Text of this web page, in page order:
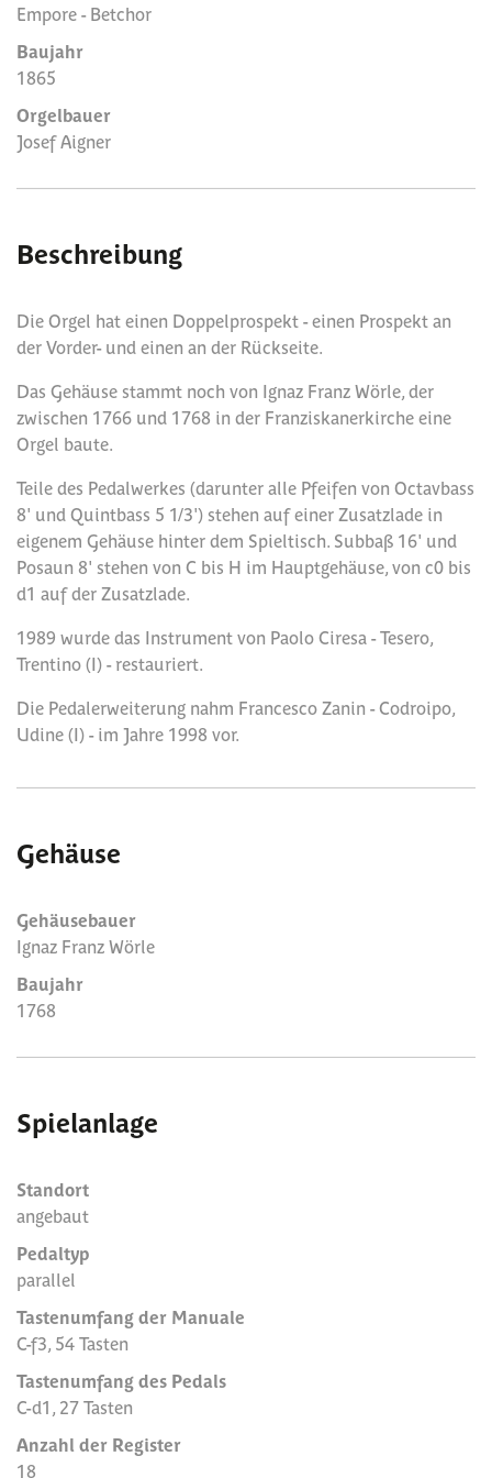
Empore - Betchor
Baujahr
1865
Orgelbauer
Josef Aigner
Beschreibung
Die Orgel hat einen Doppelprospekt - einen Prospekt an
der Vorder- und einen an der Rückseite.
Das Gehäuse stammt noch von Ignaz Franz Wörle, der
zwischen 1766 und 1768 in der Franziskanerkirche eine
Orgel baute.
Teile des Pedalwerkes (darunter alle Pfeifen von Octavbass
8' und Quintbass 5 1/3') stehen auf einer Zusatzlade in
eigenem Gehäuse hinter dem Spieltisch. Subbaß 16' und
Posaun 8' stehen von C bis H im Hauptgehäuse, von c0 bis
d1 auf der Zusatzlade.
1989 wurde das Instrument von Paolo Ciresa - Tesero,
Trentino (I) - restauriert.
Die Pedalerweiterung nahm Francesco Zanin - Codroipo,
Udine (I) - im Jahre 1998 vor.
Gehäuse
Gehäusebauer
Ignaz Franz Wörle
Baujahr
1768
Spielanlage
Standort
angebaut
Pedaltyp
parallel
Tastenumfang der Manuale
C-f3, 54 Tasten
Tastenumfang des Pedals
C-d1, 27 Tasten
Anzahl der Register
18